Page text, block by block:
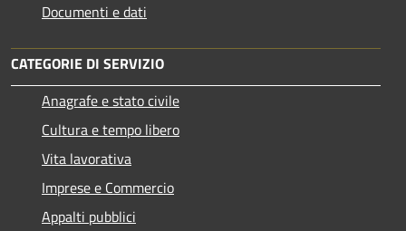
Documenti e dati
CATEGORIE DI SERVIZIO
Anagrafe e stato civile
Cultura e tempo libero
Vita lavorativa
Imprese e Commercio
Appalti pubblici